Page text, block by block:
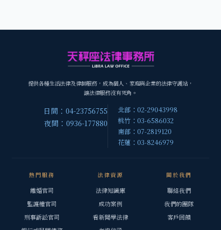
提供各種生活法律及律師服務，成為個人、家庭與企業的法律守護站，
讓法律服務沒有死角。
日間：04-23756755
夜間：0936-177880
北部：02-29043998
桃竹：03-6586032
南部：07-2819120
花蓮：03-8246979
熱門服務
離婚官司
監護權官司
刑事訴訟官司
法律資源
法律知識庫
成功案例
看新聞學法律
關於我們
聯絡我們
我們的團隊
客戶回饋